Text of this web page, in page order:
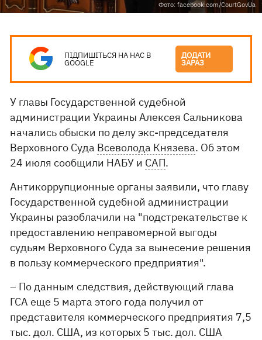
Фото: facebook.com/CourtGovUa
ПІДПИШІТЬСЯ НА НАС В
GOOGLE
ДОДАТИ
ЗАРАЗ
У главы Государственной судебной
администрации Украины Алексея Сальникова
начались обыски по делу экс-председателя
Верховного Суда Всеволода Князева. Об этом
24 июля сообщили НАБУ и САП.
Антикоррупционные органы заявили, что главу
Государственной судебной администрации
Украины разоблачили на "подстрекательстве к
предоставлению неправомерной выгоды
судьям Верховного Суда за вынесение решения
в пользу коммерческого предприятия".
– По данным следствия, действующий глава
ГСА еще 5 марта этого года получил от
представителя коммерческого предприятия 7,5
тыс. дол. США, из которых 5 тыс. дол. США